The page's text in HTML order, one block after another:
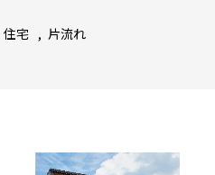
住宅 片流れ